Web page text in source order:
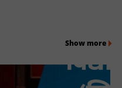
Show more